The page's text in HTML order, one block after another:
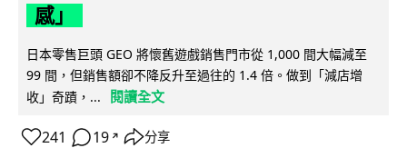
感」
日本零售巨頭 GEO 將懷舊遊戲銷售門市從 1,000 間大幅減至
99 間，但銷售額卻不降反升至過往的 1.4 倍。做到「減店增
收」奇蹟，...
閱讀全文
241 19 ↗ 分享